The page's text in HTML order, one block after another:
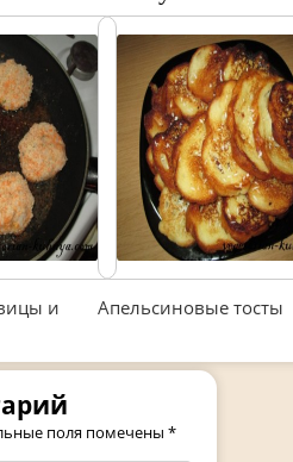
и
Апельсиновые тосты
поля помечены *